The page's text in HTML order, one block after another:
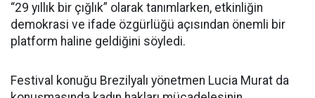
“29 yıllık bir çığlık” olarak tanımlarken, etkinliğin
demokrasi ve ifade özgürlüğü açısından önemli bir
platform haline geldiğini söyledi.
Festival konuğu Brezilyalı yönetmen Lucia Murat da